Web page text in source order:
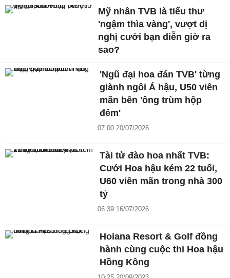
Mỹ nhân TVB là tiểu thư
'ngậm thìa vàng', vượt dị
nghị cưới bạn diễn giờ ra
sao?
'Ngũ đại hoa đán TVB' từng
giành ngôi Á hậu, U50 viên
mãn bên 'ông trùm hộp
đêm'
07:00 20/07/2026
Tài tử đào hoa nhất TVB:
Cưới Hoa hậu kém 22 tuổi,
U60 viên mãn trong nhà 300
tỷ
06:39 16/07/2026
Hoiana Resort & Golf đồng
hành cùng cuộc thi Hoa hậu
Hồng Kông